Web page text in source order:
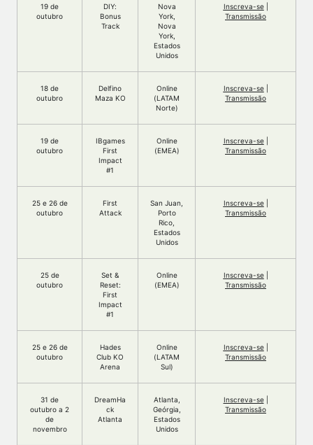
19 de
outubro
DIY:
Bonus
Track
Nova
York,
Nova
York,
Estados
Unidos
Inscreva-se|
Transmissão
18 de
outubro
Delfino
Maza KO
Online
(LATAM
Norte)
Inscreva-se|
Transmissão
19 de
outubro
IBgames
First
Impact
#1
Online
(EMEA)
Inscreva-se|
Transmissão
25 e 26 de
outubro
First
Attack
San Juan,
Porto
Rico,
Estados
Unidos
Inscreva-se|
Transmissão
25 de
outubro
Set &
Reset:
First
Impact
#1
Online
(EMEA)
Inscreva-se|
Transmissão
25 e 26 de
outubro
Hades
Club KO
Arena
Online
(LATAM
Sul)
Inscreva-se|
Transmissão
31 de
outubro a 2
de
novembro
DreamHa
ck
Atlanta
Atlanta,
Geórgia,
Estados
Unidos
Inscreva-se|
Transmissão